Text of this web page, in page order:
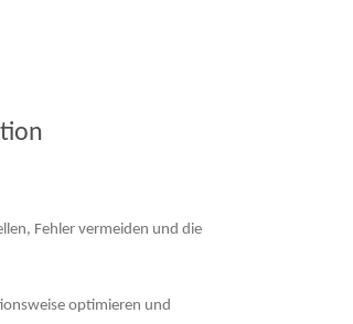
Fehler vermeiden und die
optimieren und